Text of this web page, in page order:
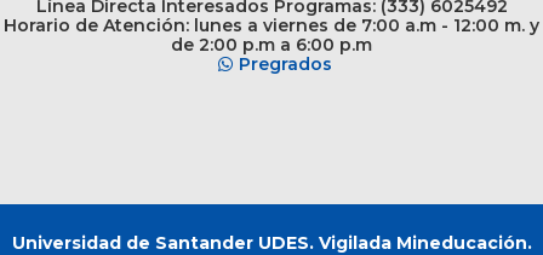
Línea Directa Interesados Programas: (333) 6025492
Horario de Atención: lunes a viernes de 7:00 a.m - 12:00 m. y
de 2:00 p.m a 6:00 p.m
Pregrados
Universidad de Santander UDES. Vigilada Mineducación.